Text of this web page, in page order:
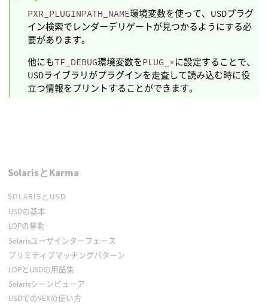
PXR_PLUGINPATH_NAME環境変数を使って、USDプラグ
イン検索でレンダーデリゲートが見つかるようにする必
要があります。
他にもTF_DEBUG環境変数をPLUG_*に設定することで、
USDライブラリがプラグインを走査して読み込む時に役
立つ情報をプリントすることができます。
SolarisとKarma
SOLARISとUSD
USDの基本
LOPの挙動
Solarisユーザインターフェース
プリミティブマッチングパターン
LOPとUSDの用語集
Solarisシーンビューア
USDでのVEXの使い方